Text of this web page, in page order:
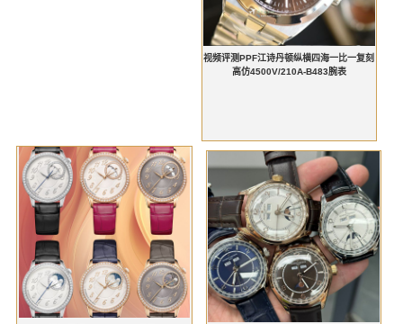
视频评测PPF江诗丹顿纵横四海一比一复刻
高仿4500V/210A-B483腕表